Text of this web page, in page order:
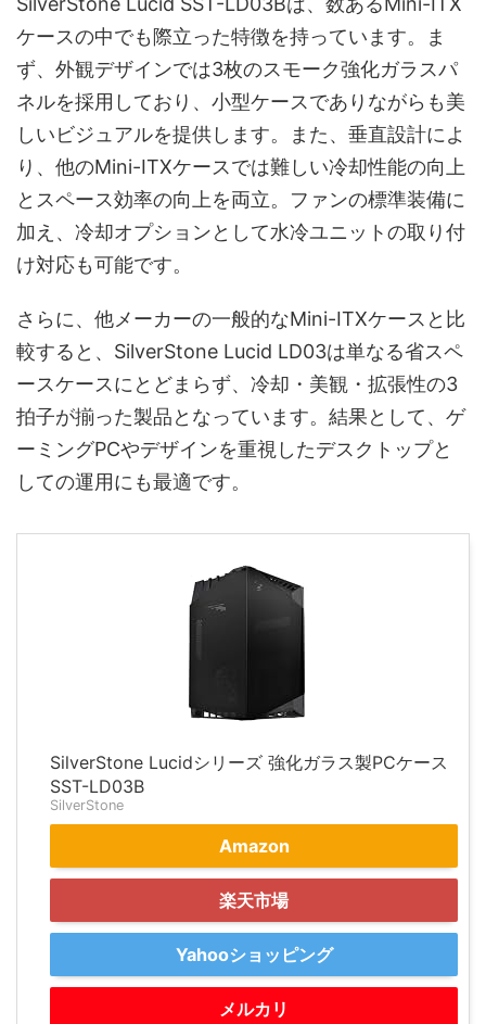
ケースの中でも際立った特徴を持っています。ま
ず、外観デザインでは3枚のスモーク強化ガラスパ
ネルを採用しており、小型ケースでありながらも美
しいビジュアルを提供します。また、垂直設計によ
り、他のMini-ITXケースでは難しい冷却性能の向上
とスペース効率の向上を両立。ファンの標準装備に
加え、冷却オプションとして水冷ユニットの取り付
け対応も可能です。
さらに、他メーカーの一般的なMini-ITXケースと比
較すると、SilverStone Lucid LD03は単なる省スペ
ースケースにとどまらず、冷却・美観・拡張性の3
拍子が揃った製品となっています。結果として、ゲ
ーミングPCやデザインを重視したデスクトップと
しての運用にも最適です。
SilverStone Lucidシリーズ 強化ガラス製PCケース
SST-LD03B
SilverStone
Amazon
楽天市場
Yahooショッピング
メルカリ